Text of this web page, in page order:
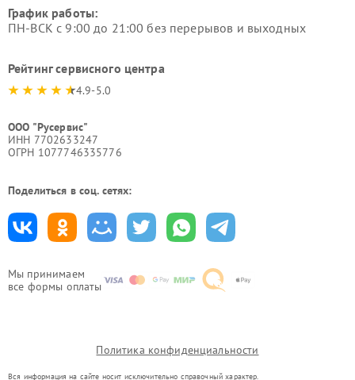
Мы принимаем
все формы оплаты
График работы:
ПН-ВСК с 9:00 до 21:00 без перерывов и выходных
Рейтинг сервисного центра
4.9-5.0
ООО "Русервис"
ИНН 7702633247
ОГРН 1077746335776
Поделиться в соц. сетях:
Политика конфиденциальности
Вся информация на сайте носит исключительно справочный характер.